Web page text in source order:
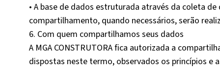
• A base de dados estruturada através da coleta
compartilhamento, quando necessários, serão
6. Com quem compartilhamos seus dados
A MGA CONSTRUTORA fica autorizada a
dispostas neste termo, observados os princípios e